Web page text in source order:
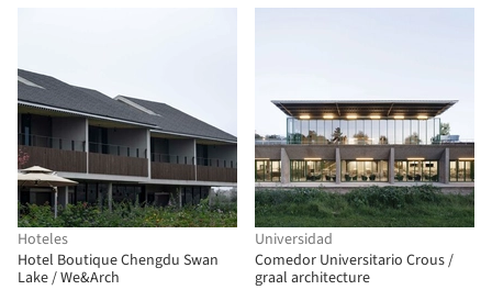
Hoteles
Hotel Boutique Chengdu Swan
Lake / We&Arch
Universidad
Comedor Universitario Crous /
graal architecture